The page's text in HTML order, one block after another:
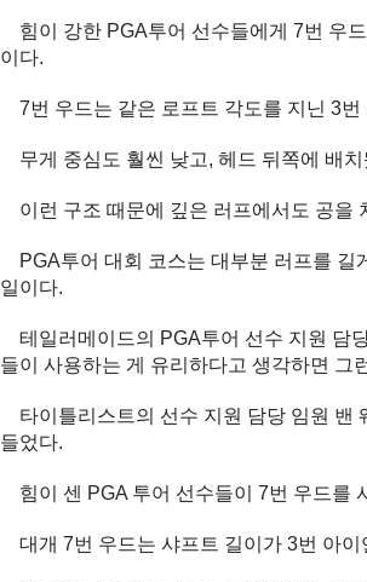
힘이 강한 PGA투어 선수들에게 7번 우
이다.
7번 우드는 같은 로프트 각도를 지닌 3번
무게 중심도 훨씬 낮고, 헤드 뒤쪽에 배치
이런 구조 때문에 깊은 러프에서도 공을
PGA투어 대회 코스는 대부분 러프를 길
일이다.
테일러메이드의 PGA투어 선수 지원 담
들이 사용하는 게 유리하다고 생각하면 그
타이틀리스트의 선수 지원 담당 임원 밴
들었다.
힘이 센 PGA 투어 선수들이 7번 우드를
대개 7번 우드는 샤프트 길이가 3번 아이